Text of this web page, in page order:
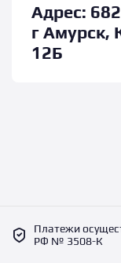
Адрес:
г Амурск,
12Б
Платежи
РФ № 3508-К